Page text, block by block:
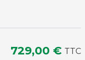
729,00 € TTC